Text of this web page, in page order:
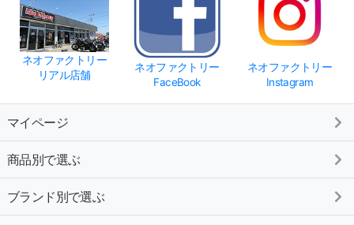
ネオファクトリー
リアル店舗
ネオファクトリー
FaceBook
ネオファクトリー
Instagram
マイページ
商品別で選ぶ
ブランド別で選ぶ